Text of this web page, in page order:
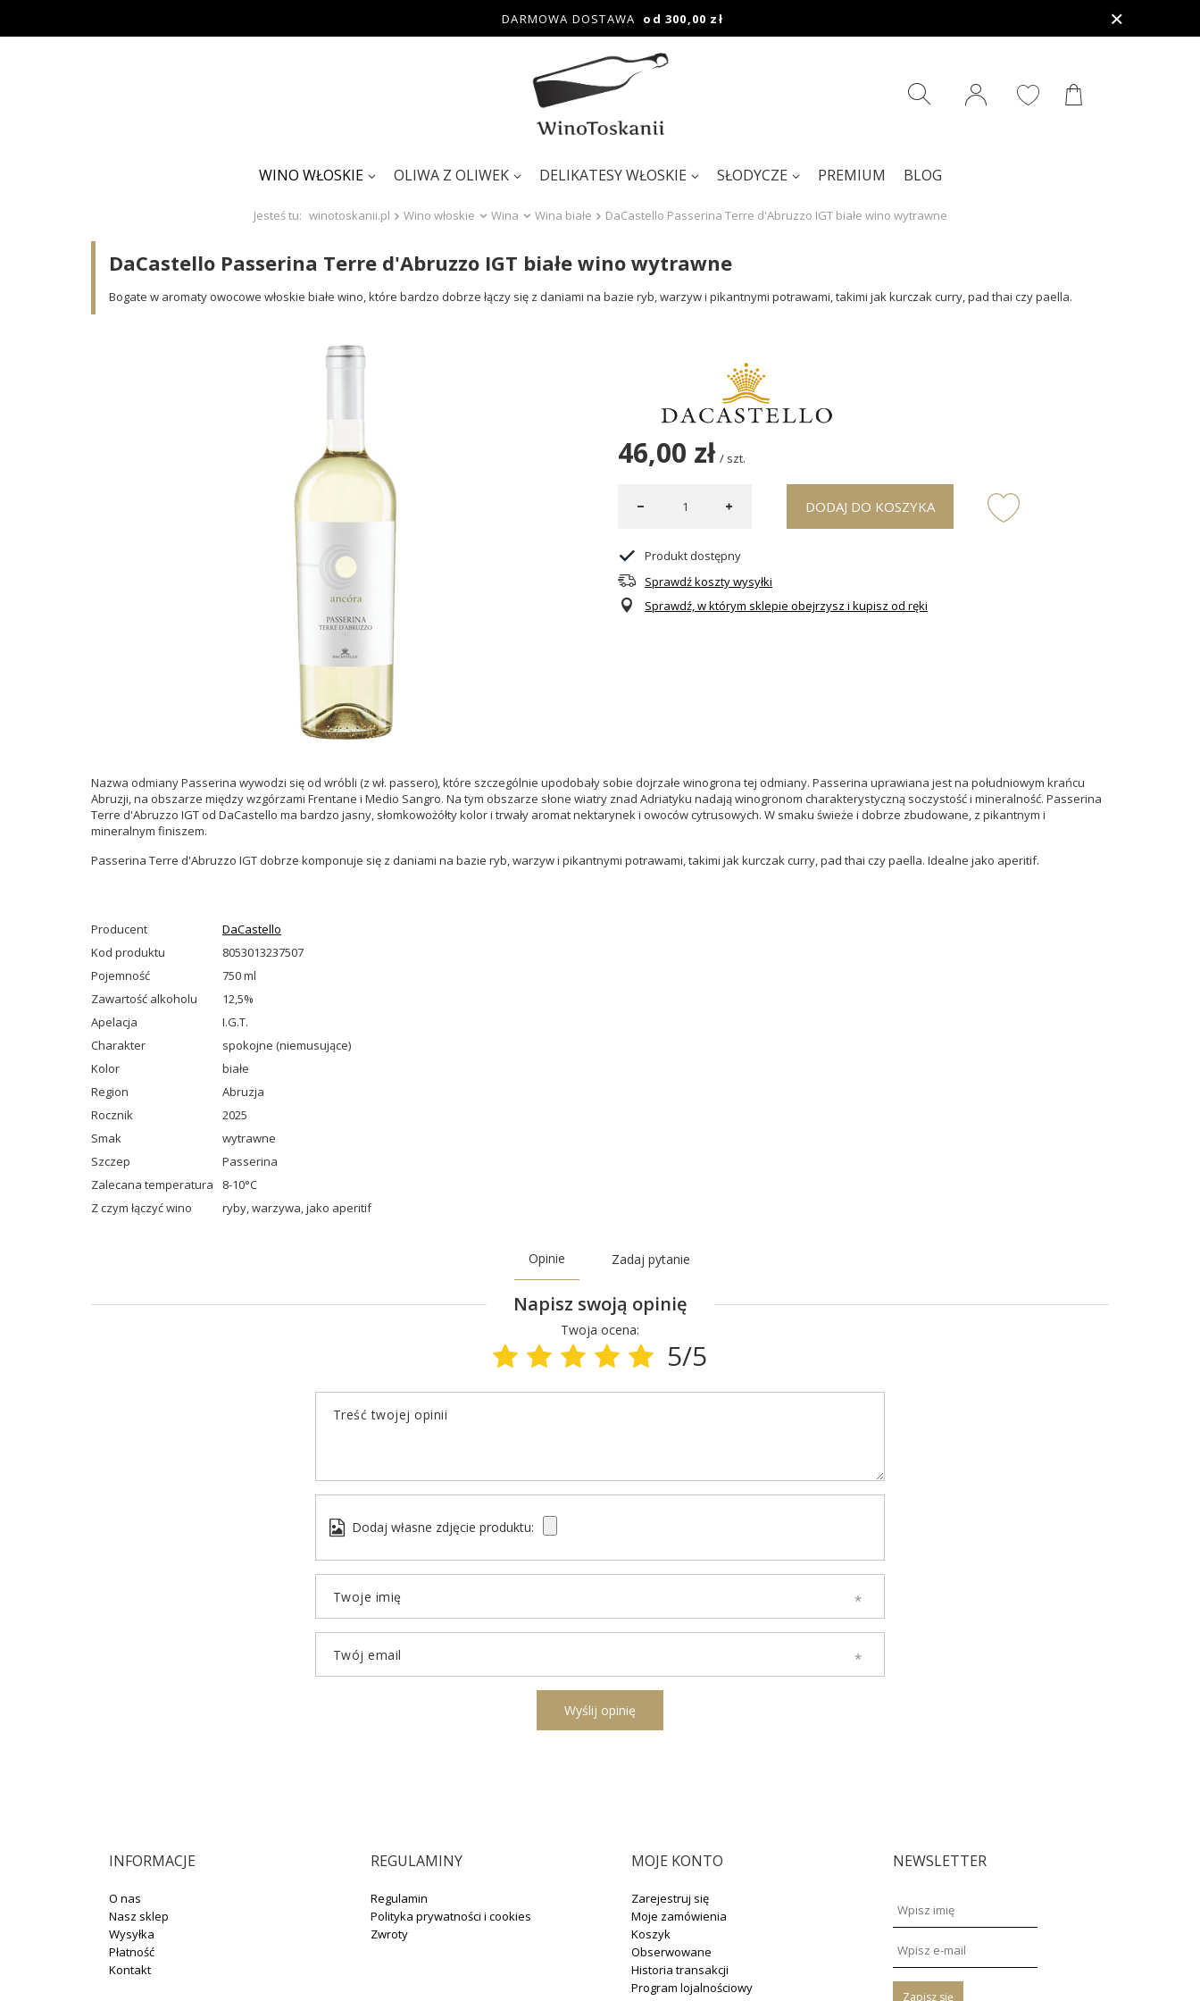
DARMOWA DOSTAWA od 300,00 zł
WINO WŁOSKIE OLIWA Z OLIWEK DELIKATESY WŁOSKIE SŁODYCZE PREMIUM BLOG
Jesteś tu: winotoskanii.pl Wino włoskie Wina Wina białe DaCastello Passerina Terre d'Abruzzo IGT białe wino wytrawne
DaCastello Passerina Terre d'Abruzzo IGT białe wino wytrawne
Bogate w aromaty owocowe włoskie białe wino, które bardzo dobrze łączy się z daniami na bazie ryb, warzyw i pikantnymi potrawami, takimi jak kurczak curry, pad thai czy paella.
46,00 zł / szt.
DODAJ DO KOSZYKA
Produkt dostępny
Sprawdź koszty wysyłki
Sprawdź, w którym sklepie obejrzysz i kupisz od ręki
Nazwa odmiany Passerina wywodzi się od wróbli (z wł. passero), które szczególnie upodobały sobie dojrzałe winogrona tej odmiany. Passerina uprawiana jest na południowym krańcu
Abruzji, na obszarze między wzgórzami Frentane i Medio Sangro. Na tym obszarze słone wiatry znad Adriatyku nadają winogronom charakterystyczną soczystość i mineralność. Passerina
Terre d'Abruzzo IGT od DaCastello ma bardzo jasny, słomkowożółty kolor i trwały aromat nektarynek i owoców cytrusowych. W smaku świeże i dobrze zbudowane, z pikantnym i
mineralnym finiszem.
Passerina Terre d'Abruzzo IGT dobrze komponuje się z daniami na bazie ryb, warzyw i pikantnymi potrawami, takimi jak kurczak curry, pad thai czy paella. Idealne jako aperitif.
Producent
DaCastello
Kod produktu
8053013237507
Pojemność
750 ml
Zawartość alkoholu
12,5%
Apelacja
I.G.T.
Charakter
spokojne (niemusujące)
Kolor
białe
Region
Abruzja
Rocznik
2025
Smak
wytrawne
Szczep
Passerina
Zalecana temperatura
8-10°C
Z czym łączyć wino
ryby,warzywa,jako aperitif
Opinie Zadaj pytanie
Napisz swoją opinię
Twoja ocena:
5/5
Treść twojej opinii
Dodaj własne zdjęcie produktu:
Twoje imię
Twój email
Wyślij opinię
INFORMACJE
O nas
Nasz sklep
Wysyłka
Płatność
Kontakt
REGULAMINY
Regulamin
Polityka prywatności i cookies
Zwroty
MOJE KONTO
Zarejestruj się
Moje zamówienia
Koszyk
Obserwowane
Historia transakcji
Program lojalnościowy
NEWSLETTER
Zapisz się